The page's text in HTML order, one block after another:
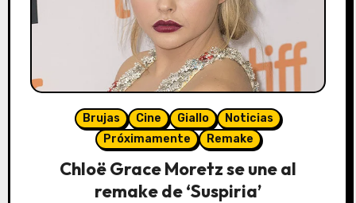
Brujas Cine Giallo
Noticias
Próximamente
Remake
Chloë Grace Moretz se une al
remake de ‘Suspiria’